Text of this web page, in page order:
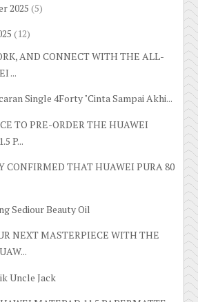
2025 (5)
(12)
AND CONNECT WITH THE ALL-
...
Single 4Forty "Cinta Sampai Akhi...
TO PRE-ORDER THE HUAWEI
P...
CONFIRMED THAT HUAWEI PURA 80
Sediour Beauty Oil
NEXT MASTERPIECE WITH THE
Uncle Jack